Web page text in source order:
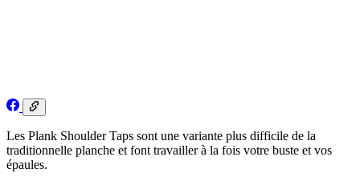
Les Plank Shoulder Taps sont une variante plus difficile de la
traditionnelle planche et font travailler à la fois votre buste et vos
épaules.